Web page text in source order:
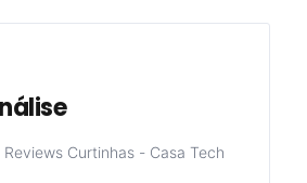
Curtinhas - Casa Tech